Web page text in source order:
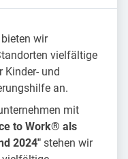
wir
vielfältige
Kinder- und
an.
mit
to Work® als
2024" stehen wir